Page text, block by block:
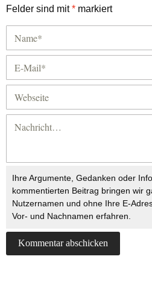
Felder sind mit* markiert
Ihre Argumente, Gedanken oder
kommentierten Beitrag bringen wir
Nutzernamen und ohne Ihre E-
Vor- und Nachnamen erfahren.